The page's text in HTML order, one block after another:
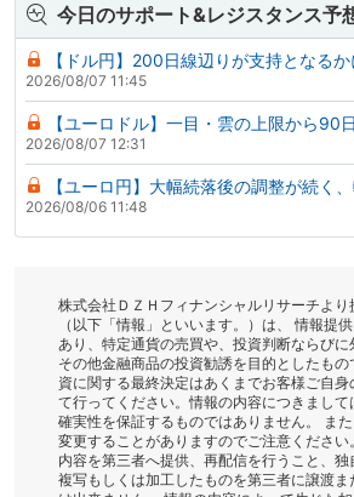
今日のサポート&レジスタンス予
【ドル円】200日線辺りが支持となるか
2026/08/07 11:45
【ユーロドル】一目・雲の上限から90
2026/08/07 12:31
【ユーロ円】大幅続落後の調整が続く
2026/08/06 11:48
株式会社ＤＺＨフィナンシャルリサーチより
（以下「情報」といいます。）は、 情報提
あり、特定通貨の売買や、投資判断ならびに
その他金融商品の投資勧誘を目的としたも
資に関する最終決定はあくまでお客様ご自
て行ってください。情報の内容につきまして
確実性を保証するものではありません。 ま
変更することがありますのでご注意くださ
内容を第三者へ提供、再配信を行うこと、独
複写もしくは加工したものを第三者に譲渡ま